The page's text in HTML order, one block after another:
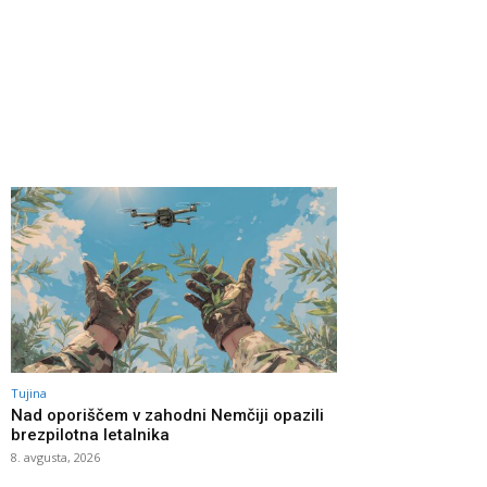
Tujina
Nad oporiščem v zahodni Nemčiji opazili
brezpilotna letalnika
8. avgusta, 2026